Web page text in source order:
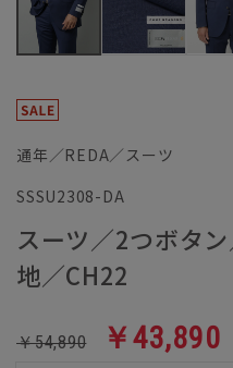
通年／REDA／スーツ
SSSU2308-DA
スーツ／2つボタ
地／CH22
￥54,890 ￥43,890